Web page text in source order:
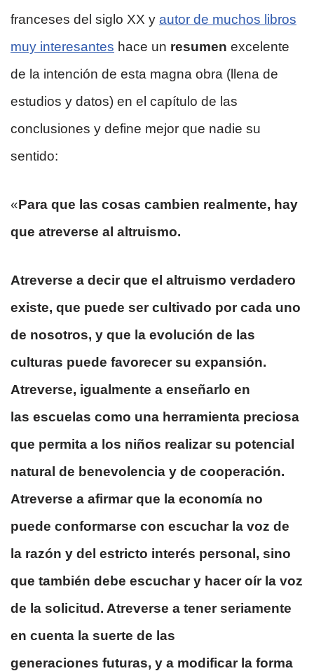
franceses del siglo XX y autor de muchos libros
muy interesantes hace un resumen excelente
de la intención de esta magna obra (llena de
estudios y datos) en el capítulo de las
conclusiones y define mejor que nadie su
sentido:
«Para que las cosas cambien realmente, hay
que atreverse al altruismo.
Atreverse a decir que el altruismo verdadero
existe, que puede ser cultivado por cada uno
de nosotros, y que la evolución de las
culturas puede favorecer su expansión.
Atreverse, igualmente a enseñarlo en
las escuelas como una herramienta preciosa
que permita a los niños realizar su potencial
natural de benevolencia y de cooperación.
Atreverse a afirmar que la economía no
puede conformarse con escuchar la voz de
la razón y del estricto interés personal, sino
que también debe escuchar y hacer oír la voz
de la solicitud. Atreverse a tener seriamente
en cuenta la suerte de las
generaciones futuras, y a modificar la forma